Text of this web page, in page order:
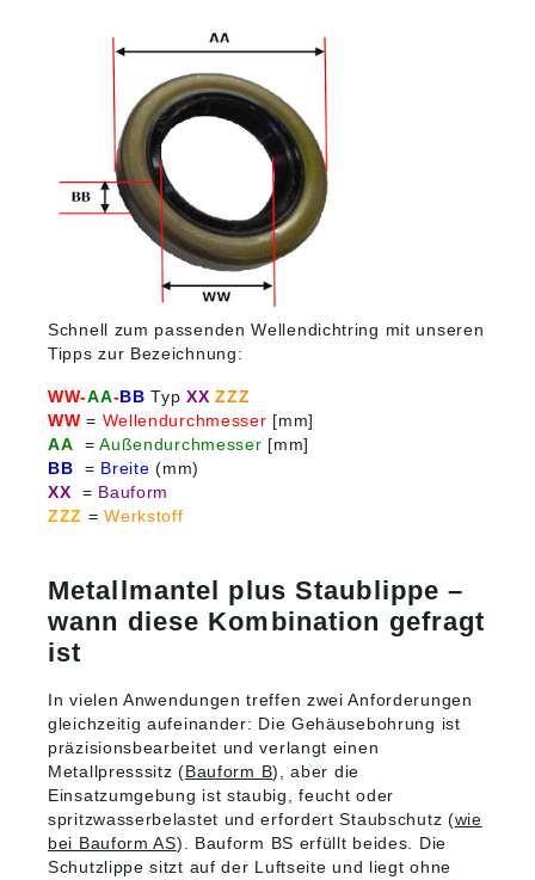
Informationen und
welcher Werkstoff für
Sie am besten für
sehen Sie HIER.
Informationen und
welcher Werkstoff für
Sie am besten für
sehen Sie HIER.
Schnell zum passenden Wellendichtring mit unseren
Tipps zur Bezeichnung:
WW-AA-BBTypXXZZZ
WW = Wellendurchmesser [mm]
AA
=Außendurchmesser [mm]
BB
= Breite(mm)
XX
= Bauform
ZZZ =Werkstoff
Metallmantel plus Staublippe –
wann diese Kombination gefragt
ist
In vielen Anwendungen treffen zwei Anforderungen
gleichzeitig aufeinander: Die Gehäusebohrung ist
präzisionsbearbeitet und verlangt einen
Metallpresssitz (Bauform B), aber die
Einsatzumgebung ist staubig, feucht oder
spritzwasserbelastet und erfordert Staubschutz (wie
bei Bauform AS). Bauform BS erfüllt beides. Die
Schutzlippe sitzt auf der Luftseite und liegt ohne